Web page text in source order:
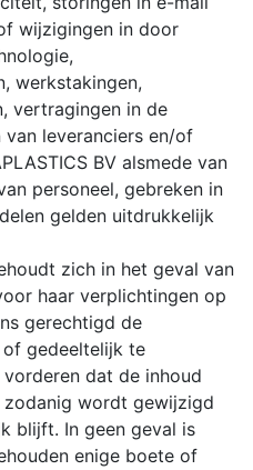
wijzigingen in door
werkstakingen,
vertragingen in de
van leveranciers en/of
BV alsmede van
personeel, gebreken in
gelden uitdrukkelijk
zich in het geval van
haar verplichtingen op
gerechtigd de
gedeeltelijk te
dat de inhoud
wordt gewijzigd
blijft. In geen geval is
enige boete of